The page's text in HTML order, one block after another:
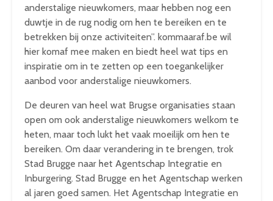
anderstalige nieuwkomers, maar hebben nog een
duwtje in de rug nodig om hen te bereiken en te
betrekken bij onze activiteiten”. kommaaraf.be wil
hier komaf mee maken en biedt heel wat tips en
inspiratie om in te zetten op een toegankelijker
aanbod voor anderstalige nieuwkomers.
De deuren van heel wat Brugse organisaties staan
open om ook anderstalige nieuwkomers welkom te
heten, maar toch lukt het vaak moeilijk om hen te
bereiken. Om daar verandering in te brengen, trok
Stad Brugge naar het Agentschap Integratie en
Inburgering. Stad Brugge en het Agentschap werken
al jaren goed samen. Het Agentschap Integratie en